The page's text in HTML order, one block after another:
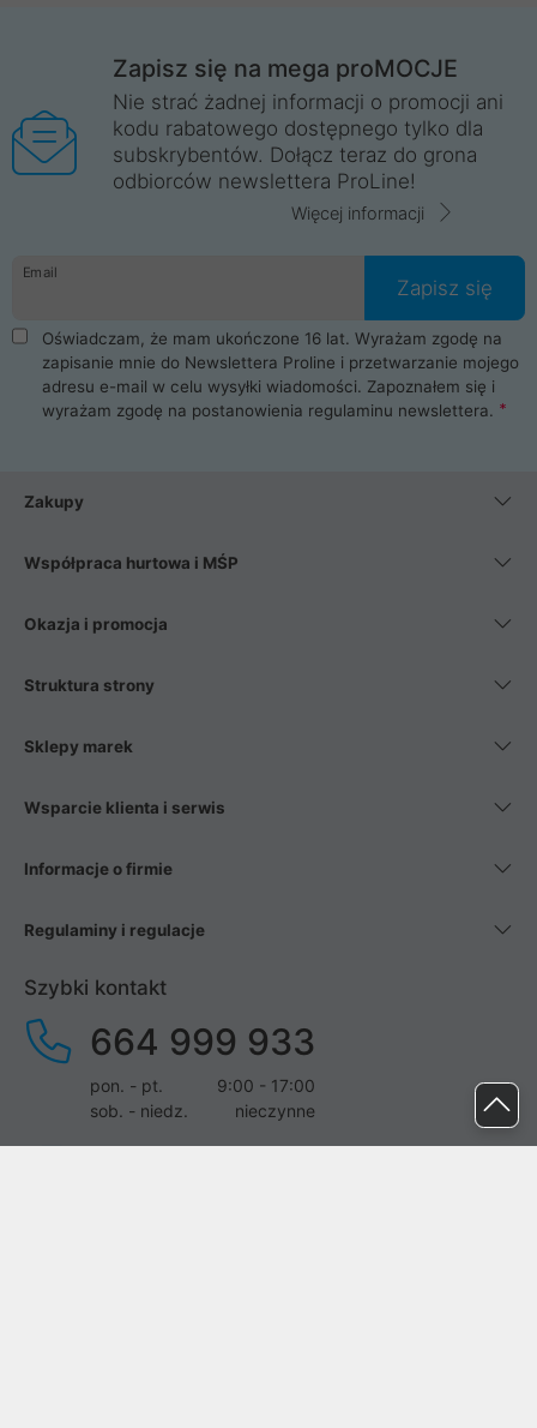
Zapisz się na mega proMOCJE
Nie strać żadnej informacji o promocji ani
kodu rabatowego dostępnego tylko dla
subskrybentów. Dołącz teraz do grona
odbiorców newslettera ProLine!
Więcej informacji
Email
Zapisz się
Oświadczam, że mam ukończone 16 lat. Wyrażam zgodę na
zapisanie mnie do Newslettera Proline i przetwarzanie mojego
adresu e-mail w celu wysyłki wiadomości. Zapoznałem się i
wyrażam zgodę na postanowienia regulaminu newslettera.
Zakupy
Współpraca hurtowa i MŚP
Okazja i promocja
Struktura strony
Sklepy marek
Wsparcie klienta i serwis
Informacje o firmie
Regulaminy i regulacje
Szybki kontakt
664 999 933
pon. - pt.
9:00 - 17:00
sob. - niedz.
nieczynne